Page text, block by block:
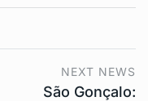
NEXT NEWS
São Gonçalo: